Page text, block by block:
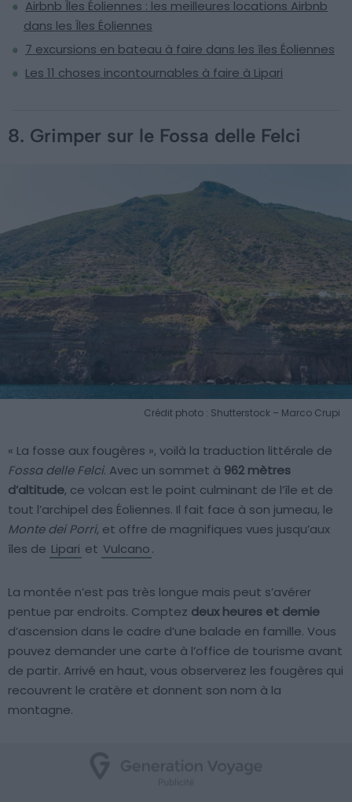
Airbnb Îles Éoliennes : les meilleures locations Airbnb
dans les Îles Éoliennes
7 excursions en bateau à faire dans les îles Éoliennes
Les 11 choses incontournables à faire à Lipari
8. Grimper sur le Fossa delle Felci
Crédit photo : Shutterstock – Marco Crupi
« La fosse aux fougères », voilà la traduction littérale de
Fossa delle Felci. Avec un sommet à 962 mètres
d’altitude, ce volcan est le point culminant de l’île et de
tout l’archipel des Éoliennes. Il fait face à son jumeau, le
Monte dei Porri, et offre de magnifiques vues jusqu’aux
îles de Lipari et Vulcano.
La montée n’est pas très longue mais peut s’avérer
pentue par endroits. Comptez deux heures et demie
d’ascension dans le cadre d’une balade en famille. Vous
pouvez demander une carte à l’office de tourisme avant
de partir. Arrivé en haut, vous observerez les fougères qui
recouvrent le cratère et donnent son nom à la
montagne.